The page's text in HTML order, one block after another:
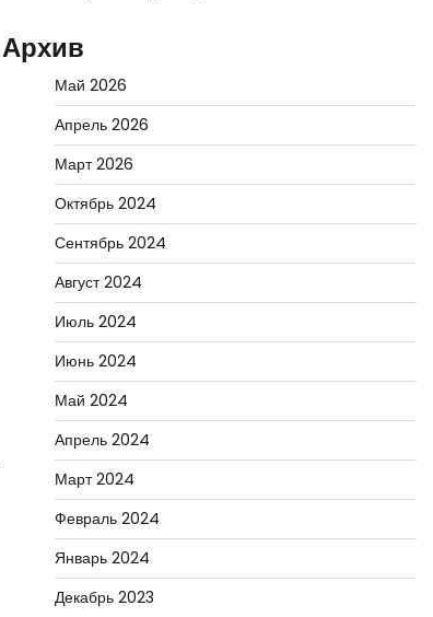
Архив
Май 2026
Апрель 2026
Март 2026
Октябрь 2024
Сентябрь 2024
Август 2024
Июль 2024
Июнь 2024
Май 2024
Апрель 2024
Март 2024
Февраль 2024
Январь 2024
Декабрь 2023